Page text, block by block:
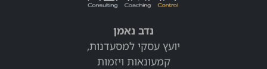
נדב נאמן
יועץ עסקי למסעדנות,
קמעונאות ויזמות